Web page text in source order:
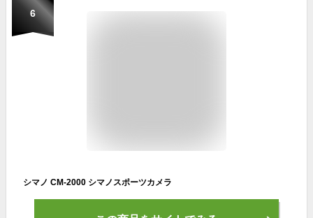
6
シマノ CM-2000 シマノスポーツカメラ